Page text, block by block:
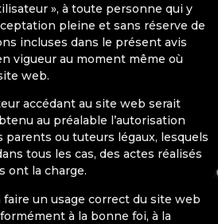
», à toute personne qui y
pleine et sans réserve de
incluses dans le présent avis
vigueur au moment même où
web.
accédant au site web serait
au préalable l’autorisation
parents ou tuteurs légaux, lesquels
tous les cas, des actes réalisés
ont la charge.
faire un usage correct du site web
à la bonne foi, à la